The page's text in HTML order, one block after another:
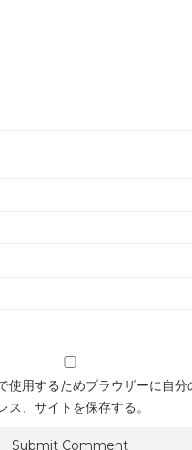
使用するためブラウザーに自分
ス、サイトを保存する。